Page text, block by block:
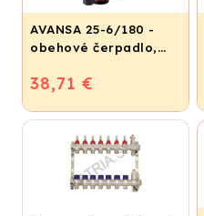
AVANSA 25-6/180 -
obehové čerpadlo,
38,71 €